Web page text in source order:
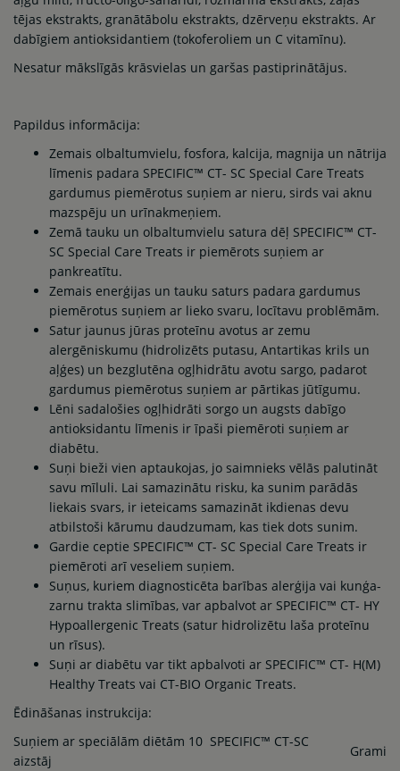
tējas ekstrakts, granātābolu ekstrakts, dzērveņu ekstrakts. Ar
dabīgiem antioksidantiem (tokoferoliem un C vitamīnu).
Nesatur mākslīgās krāsvielas un garšas pastiprinātājus.
Papildus informācija:
Zemais olbaltumvielu, fosfora, kalcija, magnija un nātrija
līmenis padara SPECIFIC™ CT- SC Special Care Treats
gardumus piemērotus suņiem ar nieru, sirds vai aknu
mazspēju un urīnakmeņiem.
Zemā tauku un olbaltumvielu satura dēļ SPECIFIC™ CT-
SC Special Care Treats ir piemērots suņiem ar
pankreatītu.
Zemais enerģijas un tauku saturs padara gardumus
piemērotus suņiem ar lieko svaru, locītavu problēmām.
Satur jaunus jūras proteīnu avotus ar zemu
alergēniskumu (hidrolizēts putasu, Antartikas krils un
aļģes) un bezglutēna ogļhidrātu avotu sargo, padarot
gardumus piemērotus suņiem ar pārtikas jūtīgumu.
Lēni sadalošies ogļhidrāti sorgo un augsts dabīgo
antioksidantu līmenis ir īpaši piemēroti suņiem ar
diabētu.
Suņi bieži vien aptaukojas, jo saimnieks vēlās palutināt
savu mīluli. Lai samazinātu risku, ka sunim parādās
liekais svars, ir ieteicams samazināt ikdienas devu
atbilstoši kārumu daudzumam, kas tiek dots sunim.
Gardie ceptie SPECIFIC™ CT- SC Special Care Treats ir
piemēroti arī veseliem suņiem.
Suņus, kuriem diagnosticēta barības alerģija vai kunģa-
zarnu trakta slimības, var apbalvot ar SPECIFIC™ CT- HY
Hypoallergenic Treats (satur hidrolizētu laša proteīnu
un rīsus).
Suņi ar diabētu var tikt apbalvoti ar SPECIFIC™ CT- H(M)
Healthy Treats vai CT-BIO Organic Treats.
Ēdināšanas instrukcija:
Suņiem ar speciālām diētām 10 SPECIFIC™ CT-SC
aizstāj
Grami